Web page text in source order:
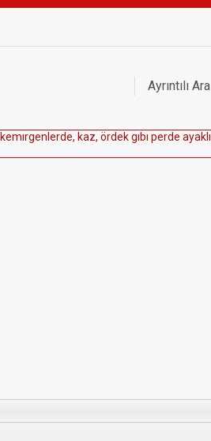
Ayrıntılı Ara
kemırgen erde, kaz, ördekgıbı perde ayakı